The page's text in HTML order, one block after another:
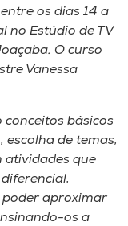
os dias 14 a
no Estúdio de TV
O curso
Vanessa
conceitos básicos
escolha de temas,
atividades que
poder aproximar
os a